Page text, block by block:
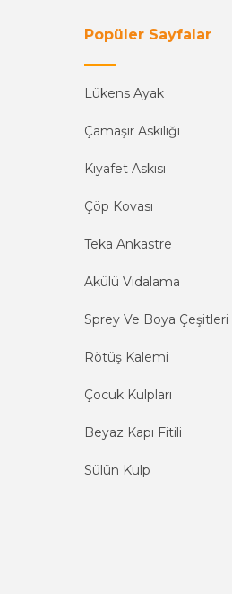
Popüler Sayfalar
Lükens Ayak
Çamaşır Askılığı
Kıyafet Askısı
Çöp Kovası
Teka Ankastre
Akülü Vidalama
Sprey Ve Boya Çeşitleri
Rötüş Kalemi
Çocuk Kulpları
Beyaz Kapı Fitili
Sülün Kulp